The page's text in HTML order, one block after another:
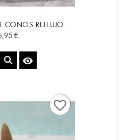
REFLUJO...
€

favorite_border